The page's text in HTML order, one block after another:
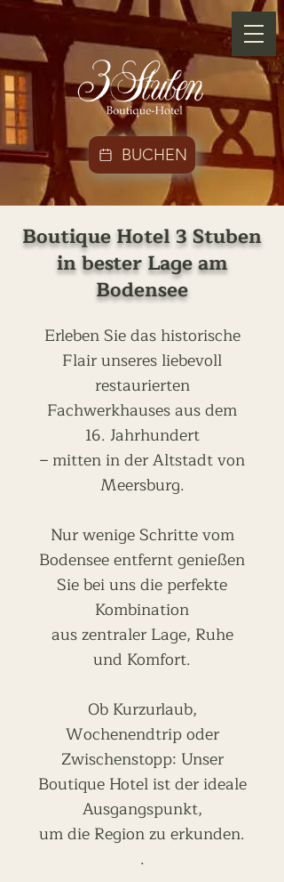
BUCHEN
Boutique Hotel 3 Stuben
in bester Lage am
Bodensee
Erleben Sie das historische
Flair unseres liebevoll
restaurierten
Fachwerkhauses aus dem
16. Jahrhundert
– mitten in der Altstadt von
Meersburg.
Nur wenige Schritte vom
Bodensee entfernt genießen
Sie bei uns die perfekte
Kombination
aus zentraler Lage, Ruhe
und Komfort.
Ob Kurzurlaub,
Wochenendtrip oder
Zwischenstopp: Unser
Boutique Hotel ist der ideale
Ausgangspunkt,
um die Region zu erkunden.
.